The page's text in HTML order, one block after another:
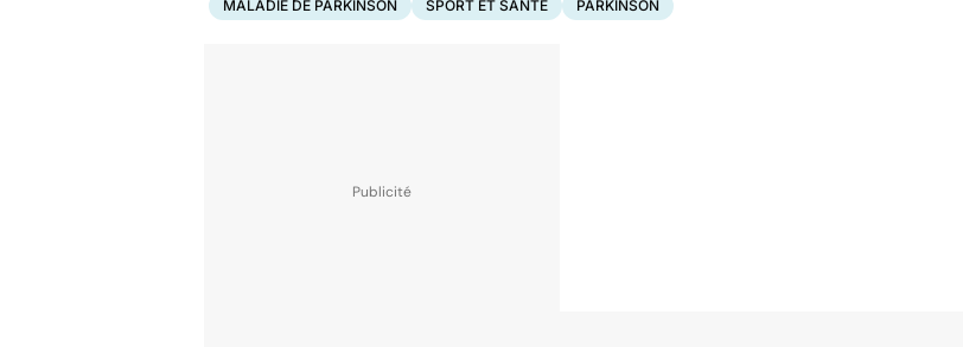
MALADIE DE PARKINSON SPORT ET SANTÉ PARKINSON